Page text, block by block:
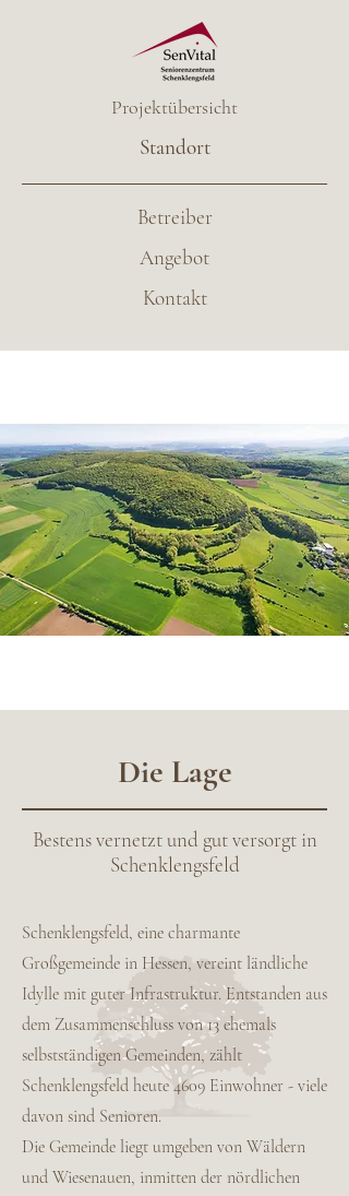
Projektübersicht
Standort
Betreiber
Angebot
Kontakt
Die Lage
Bestens vernetzt und gut versorgt in
Schenklengsfeld
Schenklengsfeld, eine charmante
Großgemeinde in Hessen, vereint ländliche
Idylle mit guter Infrastruktur. Entstanden aus
dem Zusammenschluss von 13 ehemals
selbstständigen Gemeinden, zählt
Schenklengsfeld heute 4609 Einwohner - viele
davon sind Senioren.
Die Gemeinde liegt umgeben von Wäldern
und Wiesenauen, inmitten der nördlichen